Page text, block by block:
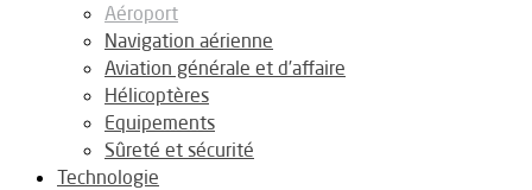
Aéroport
Navigation aérienne
Aviation générale et d’affaire
Hélicoptères
Equipements
Sûreté et sécurité
Technologie